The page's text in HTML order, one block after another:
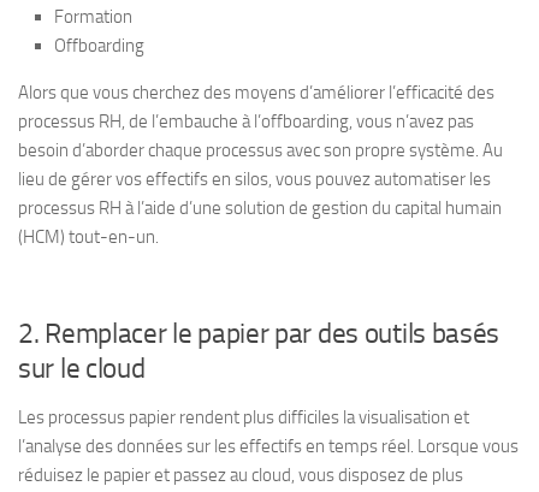
Formation
Offboarding
Alors que vous cherchez des moyens d’améliorer l’efficacité des
processus RH, de l’embauche à l’offboarding, vous n’avez pas
besoin d’aborder chaque processus avec son propre système. Au
lieu de gérer vos effectifs en silos, vous pouvez automatiser les
processus RH à l’aide d’une solution de gestion du capital humain
(HCM) tout-en-un.
2. Remplacer le papier par des outils basés
sur le cloud
Les processus papier rendent plus difficiles la visualisation et
l’analyse des données sur les effectifs en temps réel. Lorsque vous
réduisez le papier et passez au cloud, vous disposez de plus